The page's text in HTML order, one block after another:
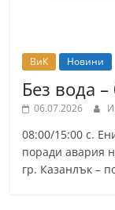
ВиК Новини
Без вода
06.07.2026
08:00/15:00 с.
поради авария
гр. Казанлък –